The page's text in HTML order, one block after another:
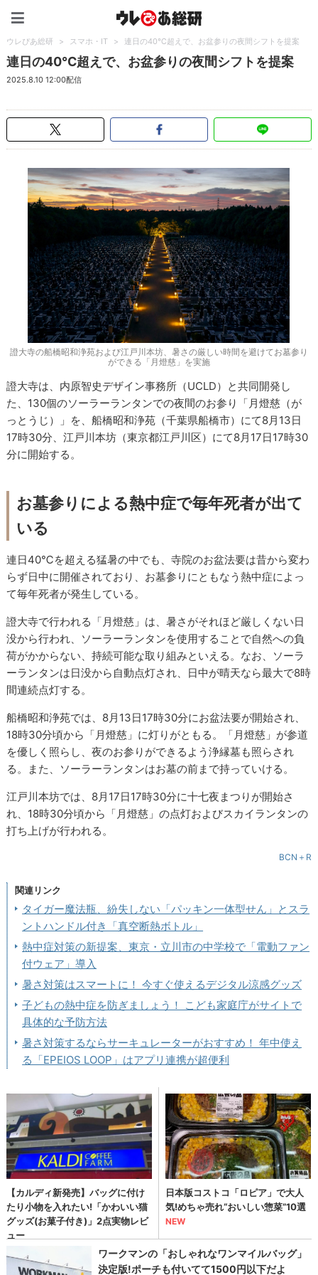
ウレぴあ総研 > スマホ・IT > 連日の40℃超えで、お盆参りの夜間シフトを提案
連日の40℃超えで、お盆参りの夜間シフトを提案
2025.8.10 12:00配信
證大寺の船橋昭和浄苑および江戸川本坊、暑さの厳しい時間を避けてお墓参り
ができる「月燈慈」を実施
證大寺は、内原智史デザイン事務所（UCLD）と共同開発し
た、130個のソーラーランタンでの夜間のお参り「月燈慈（が
っとうじ）」を、船橋昭和浄苑（千葉県船橋市）にて8月13日
17時30分、江戸川本坊（東京都江戸川区）にて8月17日17時30
分に開始する。
お墓参りによる熱中症で毎年死者が出て
いる
連日40℃を超える猛暑の中でも、寺院のお盆法要は昔から変わ
らず日中に開催されており、お墓参りにともなう熱中症によっ
て毎年死者が発生している。
證大寺で行われる「月燈慈」は、暑さがそれほど厳しくない日
没から行われ、ソーラーランタンを使用することで自然への負
荷がかからない、持続可能な取り組みといえる。なお、ソーラ
ーランタンは日没から自動点灯され、日中が晴天なら最大で8時
間連続点灯する。
船橋昭和浄苑では、8月13日17時30分にお盆法要が開始され、
18時30分頃から「月燈慈」に灯りがともる。「月燈慈」が参道
を優しく照らし、夜のお参りができるよう浄縁墓も照らされ
る。また、ソーラーランタンはお墓の前まで持っていける。
江戸川本坊では、8月17日17時30分に十七夜まつりが開始さ
れ、18時30分頃から「月燈慈」の点灯およびスカイランタンの
打ち上げが行われる。
BCN＋R
関連リンク
タイガー魔法瓶、紛失しない「パッキン一体型せん」とスラ
ントハンドル付き「真空断熱ボトル」
熱中症対策の新提案、東京・立川市の中学校で「電動ファン
付ウェア」導入
暑さ対策はスマートに！ 今すぐ使えるデジタル涼感グッズ
子どもの熱中症を防ぎましょう！ こども家庭庁がサイトで
具体的な予防方法
暑さ対策するならサーキュレーターがおすすめ！ 年中使え
る「EPEIOS LOOP」はアプリ連携が超便利